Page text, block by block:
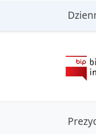
przejdź do